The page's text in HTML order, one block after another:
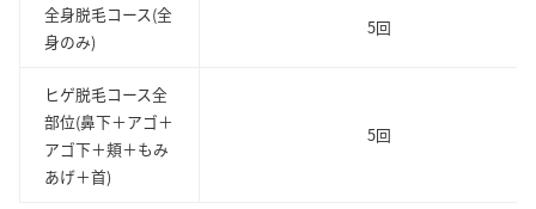
全身脱毛コース(全
身のみ)
5回
ヒゲ脱毛コース全
部位(鼻下＋アゴ＋
アゴ下＋頬＋もみ
あげ＋首)
5回